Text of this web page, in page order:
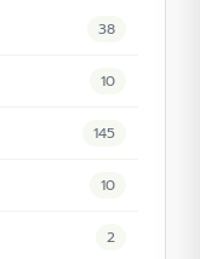
38
10
145
10
2